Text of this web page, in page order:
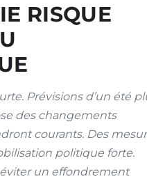
RISQUE
Prévisions d’un été
des changements
courants. Des
politique forte.
un effondrement